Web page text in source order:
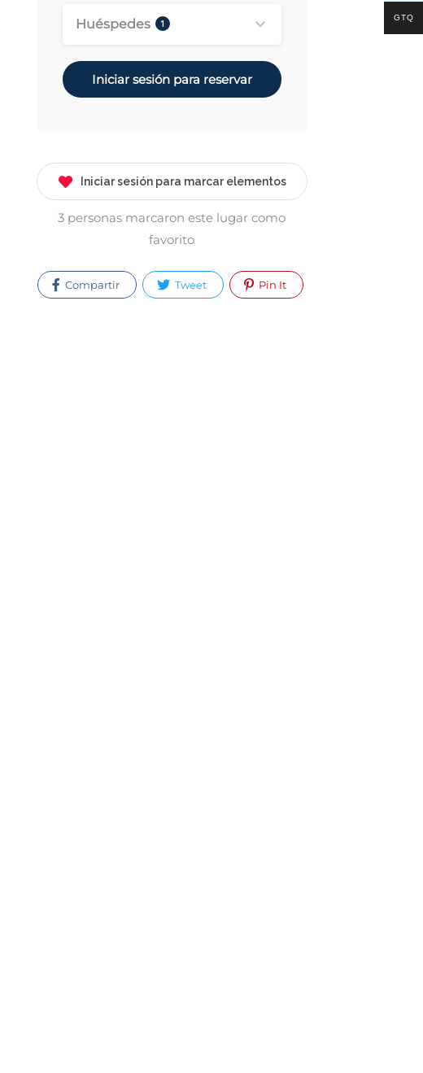
Huéspedes 1
Iniciar sesión para reservar
Iniciar sesión para marcar elementos
3 personas marcaron este lugar como
favorito
Compartir Tweet Pin It
GTQ